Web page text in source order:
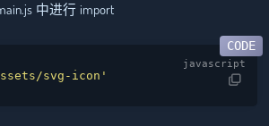
中进行 import
svg-icon'